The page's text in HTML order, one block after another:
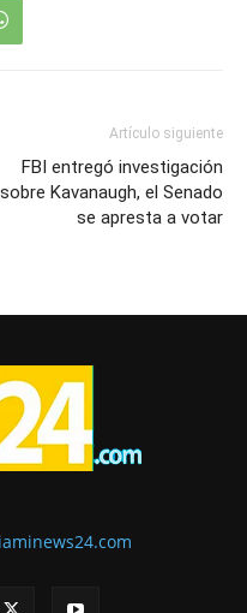
Artículo siguiente
FBI entregó investigación
sobre Kavanaugh, el Senado
se apresta a votar